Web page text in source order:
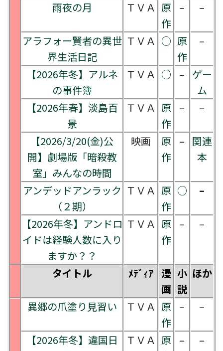
雨夜の月 ＴＶＡ 原
作
– –
アラフォー賢者の異世
界生活日記
ＴＶＡ ○ 原
作
–
【2026年冬】アルネ
の事件簿
ＴＶＡ ○ – ゲー
ム
【2026年春】淡島百
景
ＴＶＡ 原
作
– –
【2026/3/20(金)公
開】劇場版「暗殺教
室」みんなの時間
映画
原
作
– 関連
本
アンデッドアンラック
（２期）
ＴＶＡ 原
作
○ –
【2026年冬】アンドロ
イドは経験人数に入り
ますか？？
ＴＶＡ 原
作
– –
タイトル ﾒﾃﾞｨｱ
漫
画
小
説
ほか
異郷の爪塗り見習い ＴＶＡ 原
作
– –
【2026年冬】違国日
ＴＶＡ 原
– –